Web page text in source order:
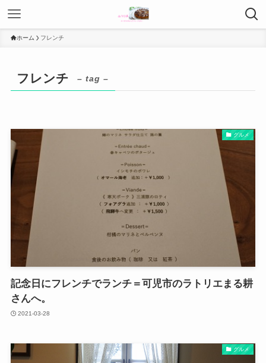
ホーム フレンチ
フレンチ – tag –
グルメ
記念日にフレンチでランチ＝可児市のラトリエまる耕
さんへ。
2021-03-28
グルメ